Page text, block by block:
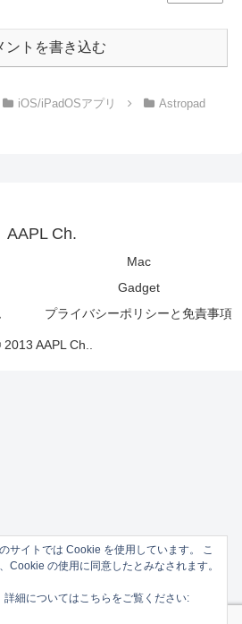
ントを書き込む
iOS/iPadOSアプリ Astropad
AAPL Ch.
Mac
Gadget
プライバシーポリシーと免責事項
AAPL Ch..
サイトでは Cookie を使用しています。 こ
Cookie の使用に同意したとみなされます。
細についてはこちらをご覧ください: